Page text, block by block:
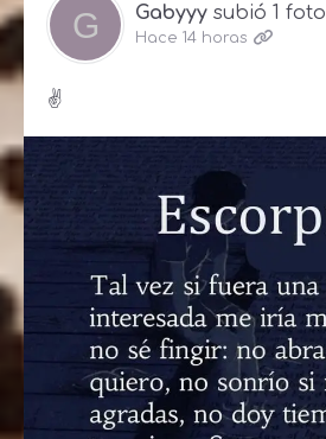
Gabyyy subió 1 foto
Hace 14 horas
✌️